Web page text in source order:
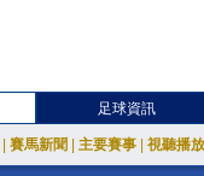
足球資訊
賽馬新聞 主要賽事 視聽播